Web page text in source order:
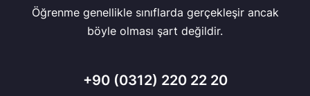
Öğrenme genellikle sınıflarda gerçekleşir ancak
böyle olması şart değildir.
+90 (0312) 220 22 20